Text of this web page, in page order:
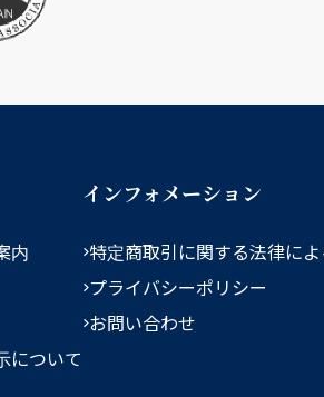
内
について
インフォメーション
特定商取引に関する法律に
プライバシーポリシー
お問い合わせ